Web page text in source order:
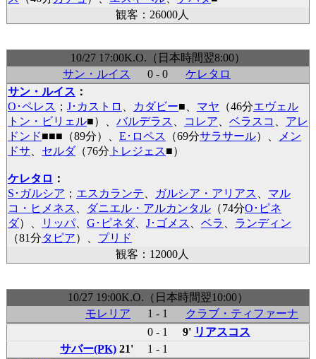
観客：26000人
10/27 17:00K.O.（日本時間翌8:00）
サン・ルイス
0 - 0
ケレタロ
サン・ルイス ：
O･ペレス ； J･カストロ カダビー■ マヤ （46分エヴェル
トン・ビリェル■）、 バルデラス コレア ベラスコ
アレ
ドンド■■■ （89分）、 E･ロペス （69分サラサール）、
メン
ドサ
セルダ（76分 トレジェス■）
ケレタロ ：
S･ガルシア ； エスカランテ ガルシア・アリアス
マル
コ・ヒメネス
ダニエル・アルカンタル（74分O･ピネ
ダ）、 リッパ、 G･ピネダ、 J･ゴメス ベラ
ランディン
（81分タピア）、 プリド
観客：12000人
10/27 19:00K.O.（日本時間翌10:00）
モレリア
1 - 1
クラブ・ティファーナ
0 - 1
9' リアスコス
サバー(PK)21'
1 - 1